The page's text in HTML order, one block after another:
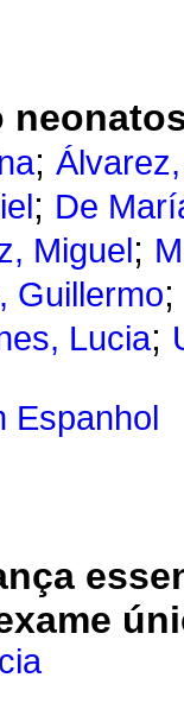
;
; De
Miguel ;
Guillermo;
Lucia;
Espanhol